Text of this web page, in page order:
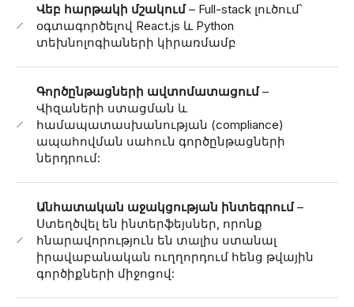
Վեբ հարթակի մշակում– Full-stack լուծում՝
օգտագործելով React.js և Python
տեխնոլոգիաների կիրառմամբ
Գործընթացների ավտոմատացում–
Վիզաների ստացման և
համապատասխանության (compliance)
ապահովման սահուն գործընթացների
ներդրում:
Անհատական աջակցության ինտեգրում–
Ստեղծվել են ինտերֆեյսներ, որոնք
հնարավորություն են տալիս ստանալ
իրավաբանական ուղղորդում հենց թվային
գործիքների միջոցով: